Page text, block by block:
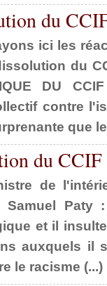
du
ici les
du
DU
contre
que
du CCIF
de
Samuel
et il
auxquels il
le racisme (...)